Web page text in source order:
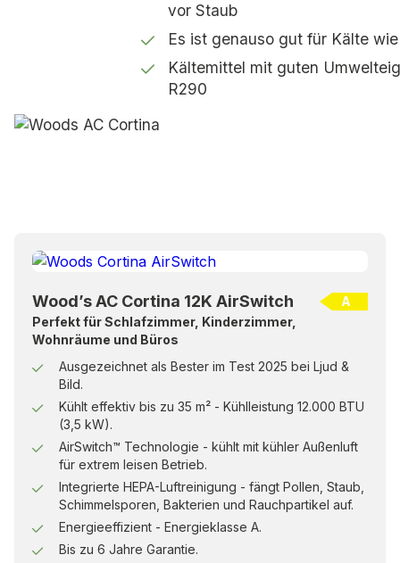
vor Staub
Es ist genauso gut für Kälte
Kältemittel mit guten
R290
A
Wood’s AC Cortina 12K AirSwitch
Perfekt für Schlafzimmer, Kinderzimmer,
Wohnräume und Büros
Ausgezeichnet als Bester im Test 2025 bei Ljud &
Bild.
Kühlt effektiv bis zu 35 m² - Kühlleistung 12.000 BTU
(3,5 kW).
AirSwitch™ Technologie - kühlt mit kühler Außenluft
für extrem leisen Betrieb.
Integrierte HEPA-Luftreinigung - fängt Pollen, Staub,
Schimmelsporen, Bakterien und Rauchpartikel auf.
Energieeffizient - Energieklasse A.
Bis zu 6 Jahre Garantie.